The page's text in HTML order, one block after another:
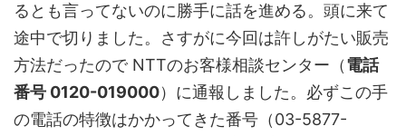
るとも言ってないのに勝手に話を進める。頭に来て
途中で切りました。さすがに今回は許しがたい販売
方法だったので NTTのお客様相談センター（電話
番号 0120-019000）に通報しました。必ずこの手
の電話の特徴はかかってきた番号（03-5877-